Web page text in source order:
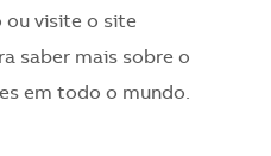
ou visite o site
saber mais sobre o
em todo o mundo.